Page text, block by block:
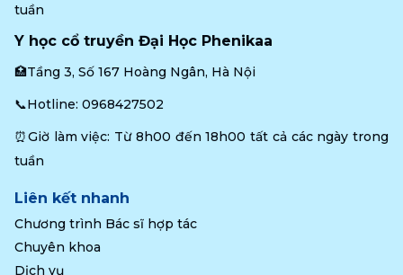
tuần
Y học cổ truyền Đại Học Phenikaa
🏥Tầng 3, Số 167 Hoàng Ngân, Hà Nội
📞Hotline: 0968427502
⏰Giờ làm việc: Từ 8h00 đến 18h00 tất cả các ngày trong
tuần
Liên kết nhanh
Chương trình Bác sĩ hợp tác
Chuyên khoa
Dịch vụ